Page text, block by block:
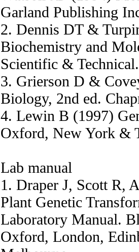
Garland Publishing
2. Dennis DT &
Biochemistry and
Scientific &
3. Grierson D &
Biology, 2nd ed.
4. Lewin B (1997)
Oxford, New York &
Lab manual
1. Draper J, Scott R,
Plant Genetic
Laboratory Manual.
Oxford, London,